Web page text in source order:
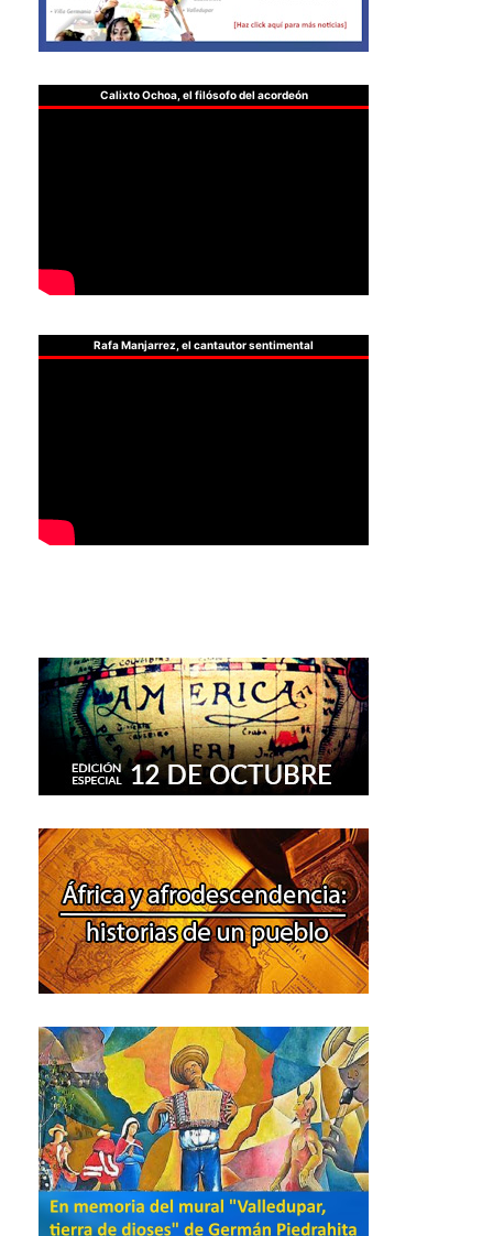
Calixto Ochoa, el filósofo del acordeón
Rafa Manjarrez, el cantautor sentimental